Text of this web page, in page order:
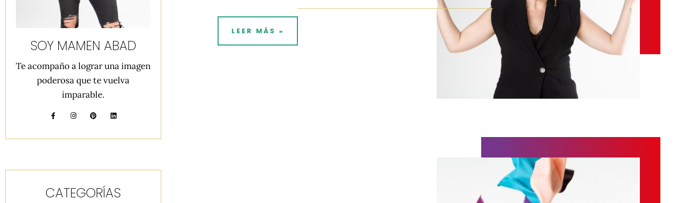
SOY MAMEN ABAD
Te acompaño a lograr una imagen
poderosa que te vuelva
imparable.
CATEGORÍAS
LEER MÁS »